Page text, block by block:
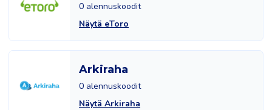
0 alennuskoodit
Näytä eToro
Arkiraha
0 alennuskoodit
Näytä Arkiraha